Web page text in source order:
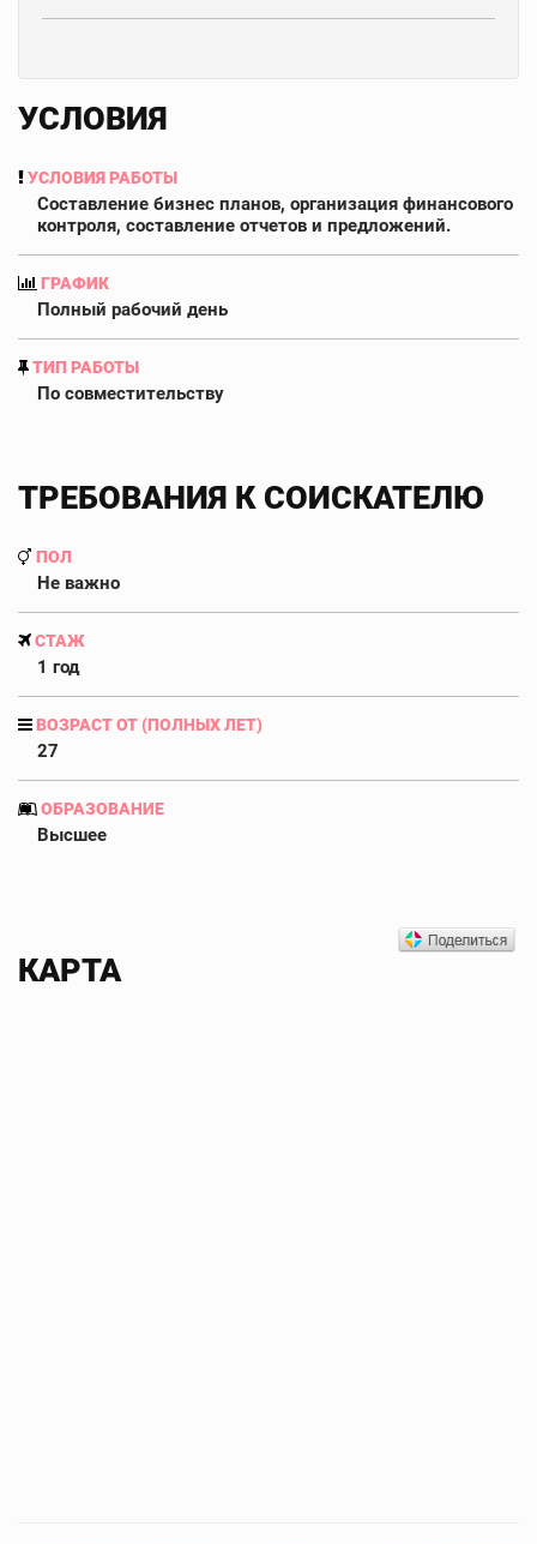
УСЛОВИЯ
УСЛОВИЯ РАБОТЫ
Составление бизнес планов, организация финансового
контроля, составление отчетов и предложений.
ГРАФИК
Полный рабочий день
ТИП РАБОТЫ
По совместительству
ТРЕБОВАНИЯ К СОИСКАТЕЛЮ
ПОЛ
Не важно
СТАЖ
1 год
ВОЗРАСТ ОТ (ПОЛНЫХ ЛЕТ)
27
ОБРАЗОВАНИЕ
Высшее
КАРТА